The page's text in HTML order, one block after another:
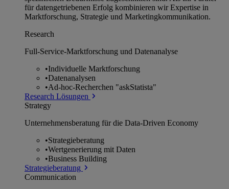
für datengetriebenen Erfolg kombinieren wir Expertise in
Marktforschung, Strategie und Marketingkommunikation.
Research
Full-Service-Marktforschung und Datenanalyse
•Individuelle Marktforschung
•Datenanalysen
•Ad-hoc-Recherchen "askStatista"
Research Lösungen
Strategy
Unternehmens­beratung für die Data-Driven Economy
•Strategieberatung
•Wertgenerierung mit Daten
•Business Building
Strategieberatung
Communication